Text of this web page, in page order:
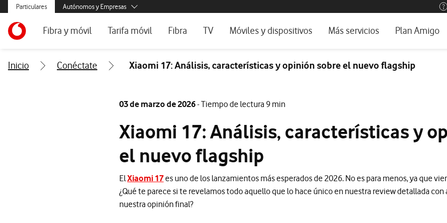
Menús secundarios. Enlace a particulares, empresas y autónomos, ayuda e idioma
Particulares
Menus de segmentación para empresas y autónomos
Autónomos y Empresas
Pymes
Ir a la pagina principal de vodafone.es
Fibra y móvil Tarifa móvil Fibra TV Móviles y dispositivos Más servicios Plan Amigo
Inicio Conéctate Xiaomi 17: Análisis, características y opinión sobre el nuevo flagship
03 de marzo de 2026- Tiempo de lectura 9 min
Xiaomi 17: Análisis, características y
el nuevo flagship
ElXiaomi 17es uno de los lanzamientos más esperados de 2026. No es para menos, ya que
¿Qué te parece si te revelamos todo aquello que lo hace único en nuestra review detallada con
nuestra opinión final?